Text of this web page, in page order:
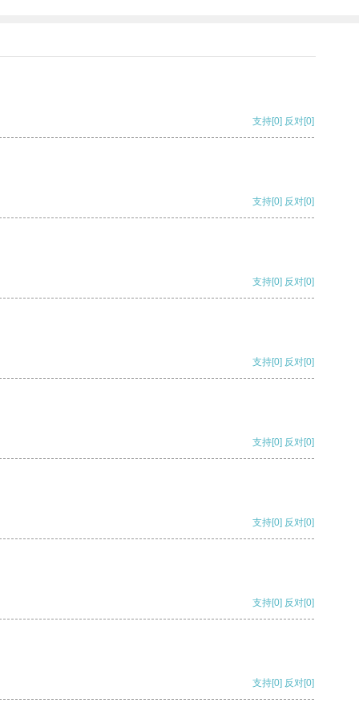
支持[0] 反对[0]
支持[0] 反对[0]
支持[0] 反对[0]
支持[0] 反对[0]
支持[0] 反对[0]
支持[0] 反对[0]
支持[0] 反对[0]
支持[0] 反对[0]